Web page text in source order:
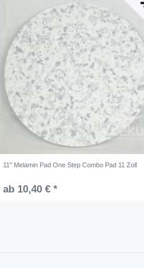
11" Melamin Pad One Step Combo Pad 11 Zoll
ab 10,40 € *